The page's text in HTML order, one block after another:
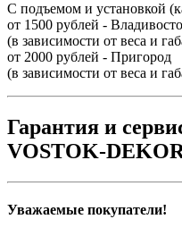
С подъемом и установкой
от 1500 рублей -
(в зависимости от веса и
от 2000 рублей - Пригород
(в зависимости от веса и
Гарантия и
VOSTOK-
Уважаемые покупатели!